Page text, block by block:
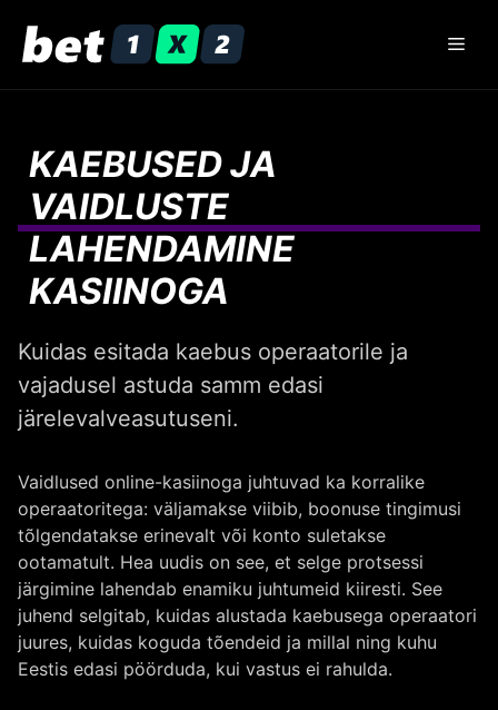
content
KAEBUSED JA
VAIDLUSTE
LAHENDAMINE
KASIINOGA
Kuidas esitada kaebus operaatorile ja
vajadusel astuda samm edasi
järelevalveasutuseni.
Vaidlused online-kasiinoga juhtuvad ka korralike
operaatoritega: väljamakse viibib, boonuse tingimusi
tõlgendatakse erinevalt või konto suletakse
ootamatult. Hea uudis on see, et selge protsessi
järgimine lahendab enamiku juhtumeid kiiresti. See
juhend selgitab, kuidas alustada kaebusega operaatori
juures, kuidas koguda tõendeid ja millal ning kuhu
Eestis edasi pöörduda, kui vastus ei rahulda.